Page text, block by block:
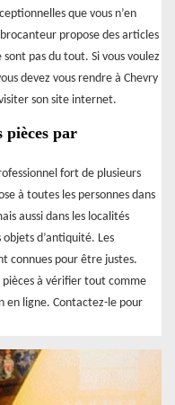
que vous n’en
propose des articles
pas du tout. Si vous voulez
devez vous rendre à Chevry
son site internet.
pièces par
fort de plusieurs
à toutes les personnes dans
aussi dans les localités
d’antiquité. Les
connues pour être justes.
pièces à vérifier tout comme
en ligne. Contactez-le pour